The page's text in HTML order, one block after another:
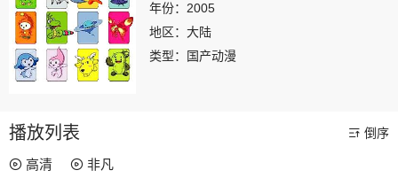
年份： 2005
地区： 大陆
类型：
国产动漫
播放列表 倒序
高清 非凡